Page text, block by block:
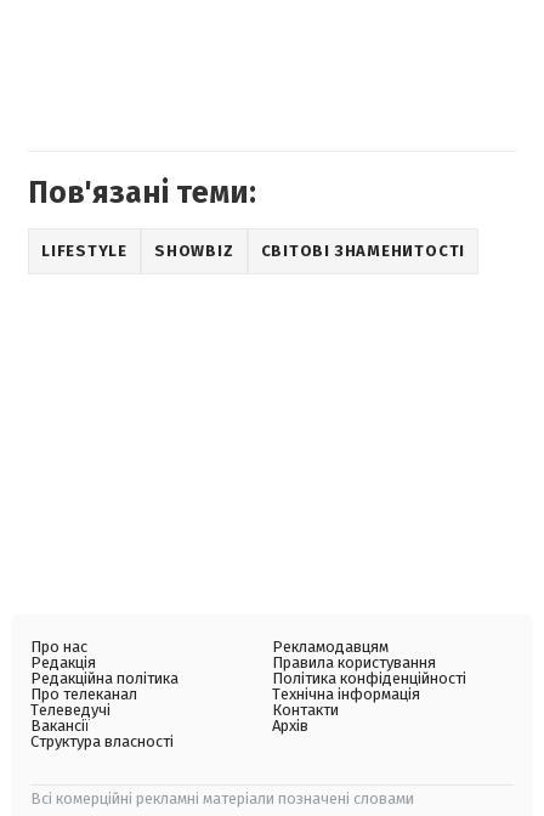
Пов'язані теми:
LIFESTYLE SHOWBIZ СВІТОВІ ЗНАМЕНИТОСТІ
Про нас
Редакція
Редакційна політика
Про телеканал
Телеведучі
Вакансії
Структура власності
Рекламодавцям
Правила користування
Політика конфіденційності
Технічна інформація
Контакти
Архів
Всі комерційні рекламні матеріали позначені словами